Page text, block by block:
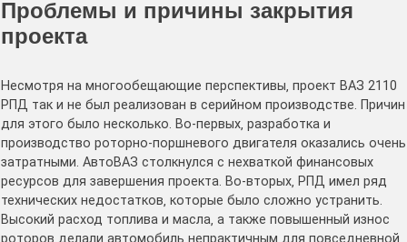
Проблемы и причины закрытия
проекта
Несмотря на многообещающие перспективы‚ проект ВАЗ 2110
РПД так и не был реализован в серийном производстве․ Причин
для этого было несколько․ Во-первых‚ разработка и
производство роторно-поршневого двигателя оказались очень
затратными․ АвтоВАЗ столкнулся с нехваткой финансовых
ресурсов для завершения проекта․ Во-вторых‚ РПД имел ряд
технических недостатков‚ которые было сложно устранить․
Высокий расход топлива и масла‚ а также повышенный износ
роторов делали автомобиль непрактичным для повседневной